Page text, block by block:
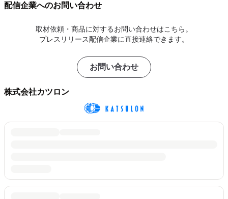
配信企業へのお問い合わせ
取材依頼・商品に対するお問い合わせはこちら。
プレスリリース配信企業に直接連絡できます。
お問い合わせ
株式会社カツロン